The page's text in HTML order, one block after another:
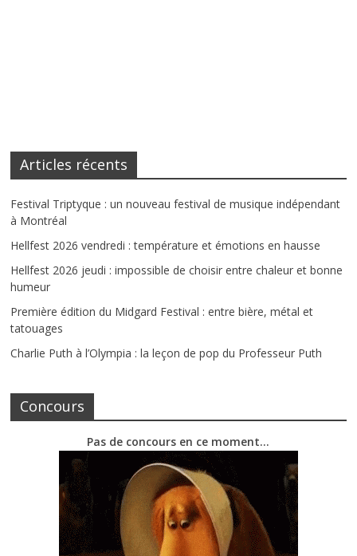
Articles récents
Festival Triptyque : un nouveau festival de musique indépendant
à Montréal
Hellfest 2026 vendredi : température et émotions en hausse
Hellfest 2026 jeudi : impossible de choisir entre chaleur et bonne
humeur
Première édition du Midgard Festival : entre bière, métal et
tatouages
Charlie Puth à l’Olympia : la leçon de pop du Professeur Puth
Concours
Pas de concours en ce moment…